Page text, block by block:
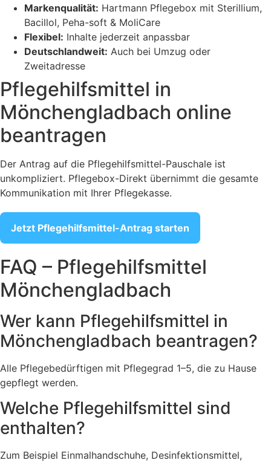
Markenqualität: Hartmann Pflegebox mit Sterillium,
Bacillol, Peha-soft & MoliCare
Flexibel: Inhalte jederzeit anpassbar
Deutschlandweit: Auch bei Umzug oder
Zweitadresse
Pflegehilfsmittel in
Mönchengladbach online
beantragen
Der Antrag auf die Pflegehilfsmittel-Pauschale ist
unkompliziert. Pflegebox-Direkt übernimmt die gesamte
Kommunikation mit Ihrer Pflegekasse.
Jetzt Pflegehilfsmittel-Antrag starten
FAQ – Pflegehilfsmittel
Mönchengladbach
Wer kann Pflegehilfsmittel in
Mönchengladbach beantragen?
Alle Pflegebedürftigen mit Pflegegrad 1–5, die zu Hause
gepflegt werden.
Welche Pflegehilfsmittel sind
enthalten?
Zum Beispiel Einmalhandschuhe, Desinfektionsmittel,